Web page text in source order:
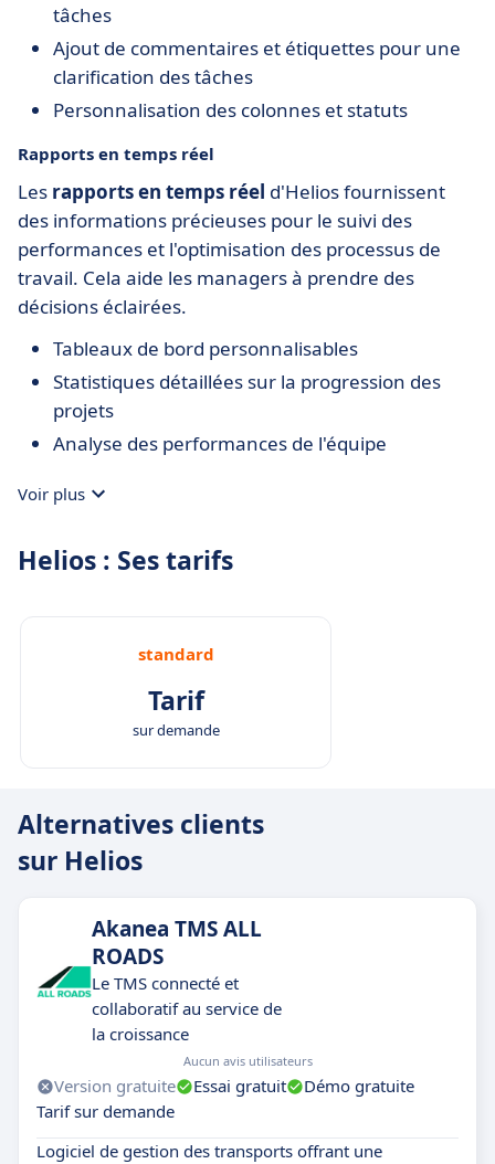
tâches
Ajout de commentaires et étiquettes pour une
clarification des tâches
Personnalisation des colonnes et statuts
Rapports en temps réel
Les rapports en temps réel d'Helios fournissent
des informations précieuses pour le suivi des
performances et l'optimisation des processus de
travail. Cela aide les managers à prendre des
décisions éclairées.
Tableaux de bord personnalisables
Statistiques détaillées sur la progression des
projets
Analyse des performances de l'équipe
Voir plus
Helios : Ses tarifs
standard
Tarif
sur demande
Alternatives clients
sur Helios
Akanea TMS ALL
ROADS
Le TMS connecté et
collaboratif au service de
la croissance
Aucun avis utilisateurs
Version gratuite Essai gratuit
Démo gratuite
Tarif sur demande
Logiciel de gestion des transports offrant une